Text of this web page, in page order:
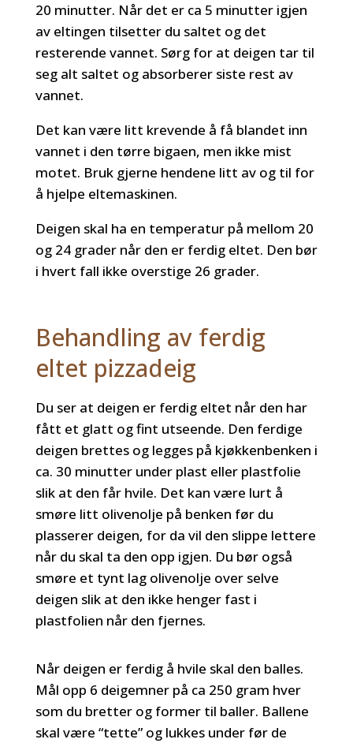
20 minutter. Når det er ca 5 minutter igjen
av eltingen tilsetter du saltet og det
resterende vannet. Sørg for at deigen tar til
seg alt saltet og absorberer siste rest av
vannet.
Det kan være litt krevende å få blandet inn
vannet i den tørre bigaen, men ikke mist
motet. Bruk gjerne hendene litt av og til for
å hjelpe eltemaskinen.
Deigen skal ha en temperatur på mellom 20
og 24 grader når den er ferdig eltet. Den bør
i hvert fall ikke overstige 26 grader.
Behandling av ferdig
eltet pizzadeig
Du ser at deigen er ferdig eltet når den har
fått et glatt og fint utseende. Den ferdige
deigen brettes og legges på kjøkkenbenken i
ca. 30 minutter under plast eller plastfolie
slik at den får hvile. Det kan være lurt å
smøre litt olivenolje på benken før du
plasserer deigen, for da vil den slippe lettere
når du skal ta den opp igjen. Du bør også
smøre et tynt lag olivenolje over selve
deigen slik at den ikke henger fast i
plastfolien når den fjernes.
Når deigen er ferdig å hvile skal den balles.
Mål opp 6 deigemner på ca 250 gram hver
som du bretter og former til baller. Ballene
skal være “tette” og lukkes under før de